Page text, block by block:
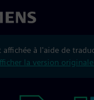
affichée à l'aide de
la version